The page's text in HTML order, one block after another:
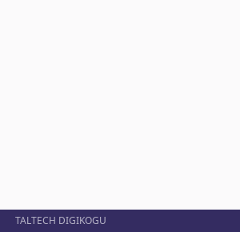
TALTECH DIGIKOGU